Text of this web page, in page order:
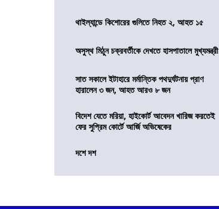
থাইল্যান্ডে কিশোরের গুলিতে নিহত ২, আহত ১৫
অসুস্থ মিঠুন চক্রবর্তীকে দেখতে হাসপাতালে মুখ্যমন্ত্রী
সাত সকালে ইটাহারে মর্মান্তিক পথদুর্ঘটনায় প্রাণ
হারালেন ৩ জন, আহত আরও ৮ জন
বিদেশ যেতে মরিয়া, হাইকোর্ট আবেদন খারিজ করতেই
ফের সুপ্রিম কোর্টে আর্জি অভিষেকের
দশে দশ